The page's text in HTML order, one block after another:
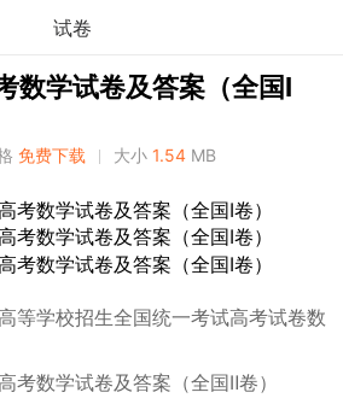
试卷
数学试卷及答案（全国Ⅰ
免费下载 大小 1.54 MB
等学校招生全国统一考试高考试卷数
考数学试卷及答案（全国Ⅱ卷）